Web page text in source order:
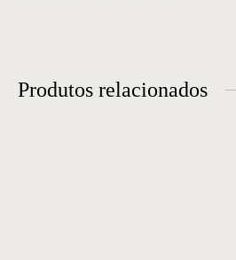
Produtos relacionados